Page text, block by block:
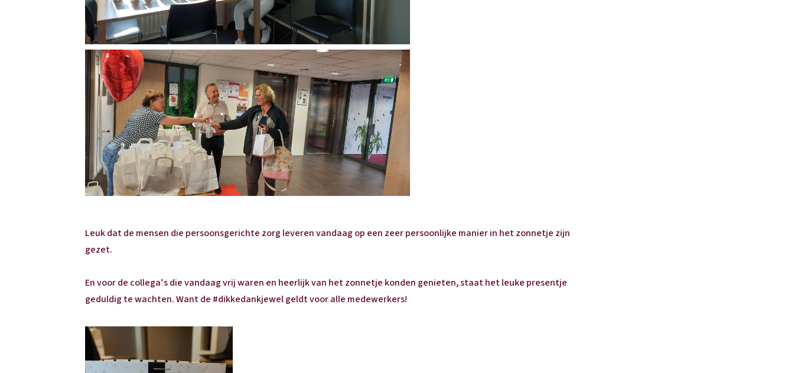
Leuk dat de mensen die persoonsgerichte zorg leveren vandaag op een zeer persoonlijke manier in het zonnetje zijn
gezet.
En voor de collega’s die vandaag vrij waren en heerlijk van het zonnetje konden genieten, staat het leuke presentje
geduldig te wachten. Want de #dikkedankjewel geldt voor alle medewerkers!